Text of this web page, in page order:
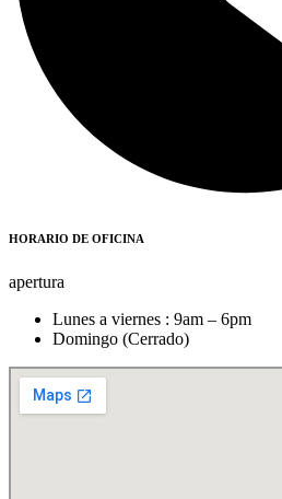
HORARIO DE OFICINA
apertura
Lunes a viernes : 9am – 6pm
Domingo (Cerrado)